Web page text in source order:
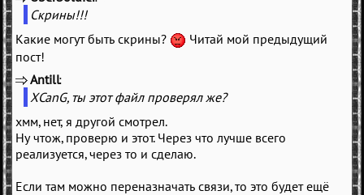
Скрины!!!
Какие могут быть скрины?
Читай мой предыдущий
пост!
Antill
XCanG, ты этот файл проверял же?
хмм, нет, я другой смотрел.
Ну чтож, проверю и этот. Через что лучше всего
реализуется, через то и сделаю.
Если там можно переназначать связи, то это будет ещё